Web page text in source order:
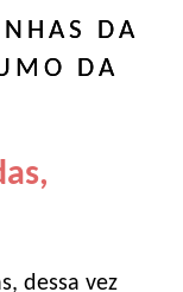
DA
DA
dessa vez